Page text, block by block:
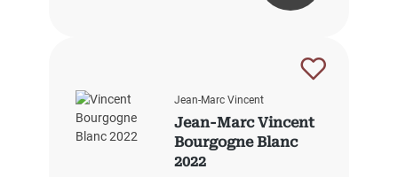
Jean-Marc Vincent
Jean-Marc Vincent
Bourgogne Blanc
2022